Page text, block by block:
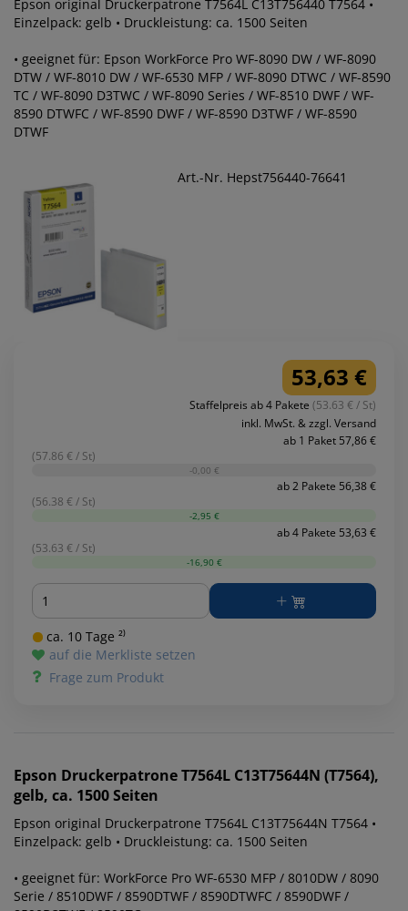
Epson original Druckerpatrone T7564L C13T756440 T7564 •
Einzelpack: gelb • Druckleistung: ca. 1500 Seiten
• geeignet für: Epson WorkForce Pro WF-8090 DW / WF-8090
DTW / WF-8010 DW / WF-6530 MFP / WF-8090 DTWC / WF-8590
TC / WF-8090 D3TWC / WF-8090 Series / WF-8510 DWF / WF-
8590 DTWFC / WF-8590 DWF / WF-8590 D3TWF / WF-8590
DTWF
Art.-Nr. Hepst756440-76641
53,63 €
Staffelpreis ab 4 Pakete (53.63 € / St)
inkl. MwSt. & zzgl. Versand
ab 1 Paket 57,86 €
(57.86 € / St)
-0,00 €
ab 2 Pakete 56,38 €
(56.38 € / St)
-2,95 €
ab 4 Pakete 53,63 €
(53.63 € / St)
-16,90 €
Menge
ca. 10 Tage ²⁾
auf die Merkliste setzen
Frage zum Produkt
Epson Druckerpatrone T7564L C13T75644N (T7564),
gelb, ca. 1500 Seiten
Epson original Druckerpatrone T7564L C13T75644N T7564 •
Einzelpack: gelb • Druckleistung: ca. 1500 Seiten
• geeignet für: WorkForce Pro WF-6530 MFP / 8010DW / 8090
Serie / 8510DWF / 8590DTWF / 8590DTWFC / 8590DWF /